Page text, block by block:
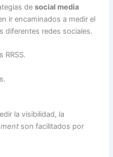
desocial media
ir encaminados a medir el
diferentes redes sociales.
RRSS.
la visibilidad, la
son facilitados por